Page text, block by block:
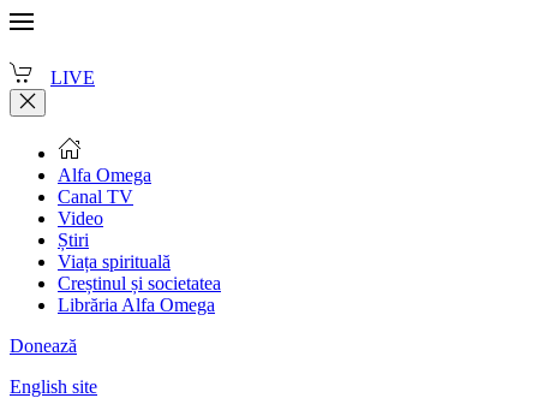
LIVE
Alfa Omega
Canal TV
Video
Știri
Viața spirituală
Creștinul și societatea
Librăria Alfa Omega
Donează
English site